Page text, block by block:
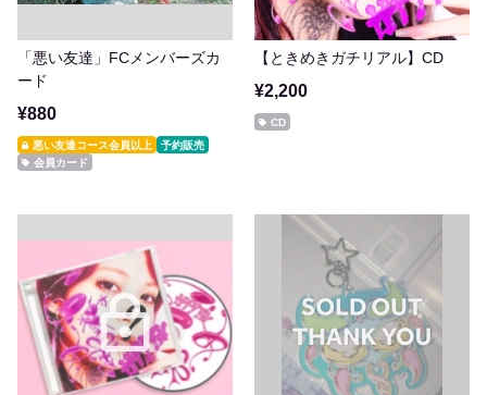
「悪い友達」FCメンバーズカ
ード
¥880
悪い友達コース会員以上
予約販売
会員カード
【ときめきガチリアル】CD
¥2,200
CD